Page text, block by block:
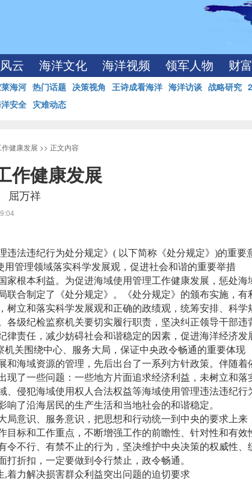
云 海洋文化 海洋视频 领军人物 财
海河 热门话题 决策视角 王诗成看海洋 海洋访谈 战略研究
安全 灾难动态
健康发展 >> 正文内容
作健康发展
屈万祥
违法违纪行为处分规定》( 以下简称《处分规定》)的重要
用管理领域落实科学发展观，促进社会和谐的重要举措
家根本利益。为促进海域使用管理工作健康发展，惩处海
联合制定了《处分规定》。《处分规定》的颁布实施，有
树立和落实科学发展观和正确的政绩观，统筹安排、科学
各级纪检监察机关要切实履行职责，坚决纠正领导干部
责任，减少妨碍社会和谐稳定的因素，促进海洋经济发
机关围绕中心、服务大局，保证中央政令畅通的重要体现
和海域资源的管理，先后出台了一系列方针政策。伴随着
现了一些问题：一些地方片面追求经济利益，未树立和
、侵犯海域使用权人合法权益等海域使用管理违法违纪
了沿海居民的生产生活和当地社会的和谐稳定。
局意识、服务意识，把思想和行动统一到中央的要求上
目标和工作重点，不断增强工作的前瞻性、针对性和有效
令不行、有禁不止的行为，坚决维护中央决策的权威性
折扣，一定要做到令行禁止，政令畅通。
着力解决损害群众利益突出问题的迫切要求